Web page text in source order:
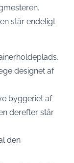
står endeligt
designet af
byggeriet af
derefter står
den